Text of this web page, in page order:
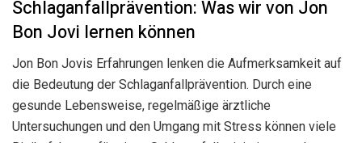
Schlaganfallprävention: Was wir von Jon
Bon Jovi lernen können
Jon Bon Jovis Erfahrungen lenken die Aufmerksamkeit auf
die Bedeutung der Schlaganfallprävention. Durch eine
gesunde Lebensweise, regelmäßige ärztliche
Untersuchungen und den Umgang mit Stress können viele